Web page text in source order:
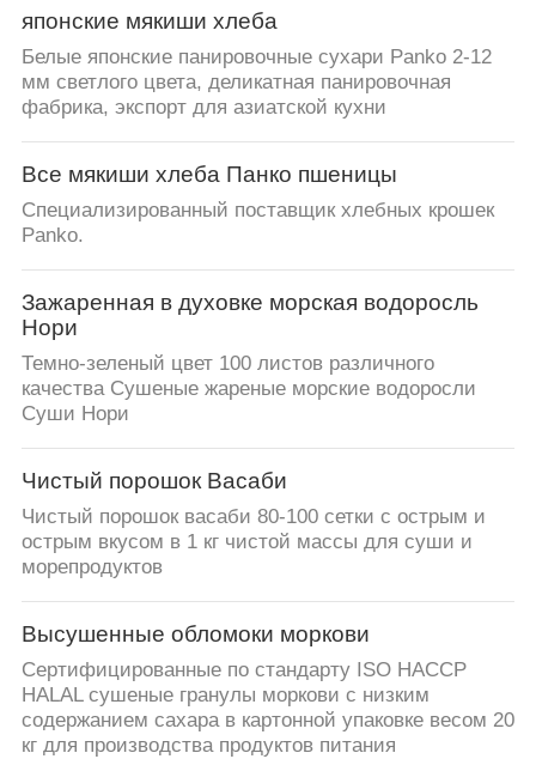
японские мякиши хлеба
Белые японские панировочные сухари Panko 2-12
мм светлого цвета, деликатная панировочная
фабрика, экспорт для азиатской кухни
Все мякиши хлеба Панко пшеницы
Специализированный поставщик хлебных крошек
Panko.
Зажаренная в духовке морская водоросль
Нори
Темно-зеленый цвет 100 листов различного
качества Сушеные жареные морские водоросли
Суши Нори
Чистый порошок Васаби
Чистый порошок васаби 80-100 сетки с острым и
острым вкусом в 1 кг чистой массы для суши и
морепродуктов
Высушенные обломоки моркови
Сертифицированные по стандарту ISO HACCP
HALAL сушеные гранулы моркови с низким
содержанием сахара в картонной упаковке весом 20
кг для производства продуктов питания